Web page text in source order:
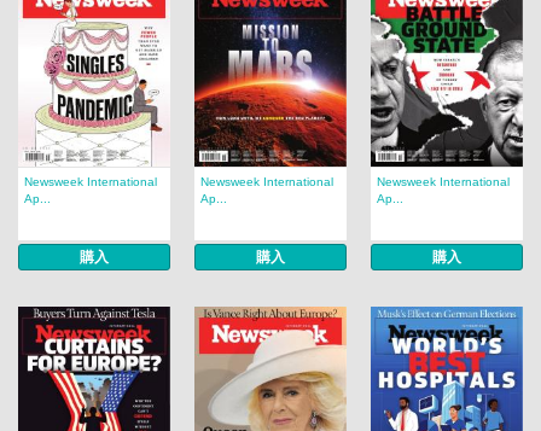
Newsweek International
Ap...
購入
Newsweek International
Ap...
購入
Newsweek International
Ap...
購入